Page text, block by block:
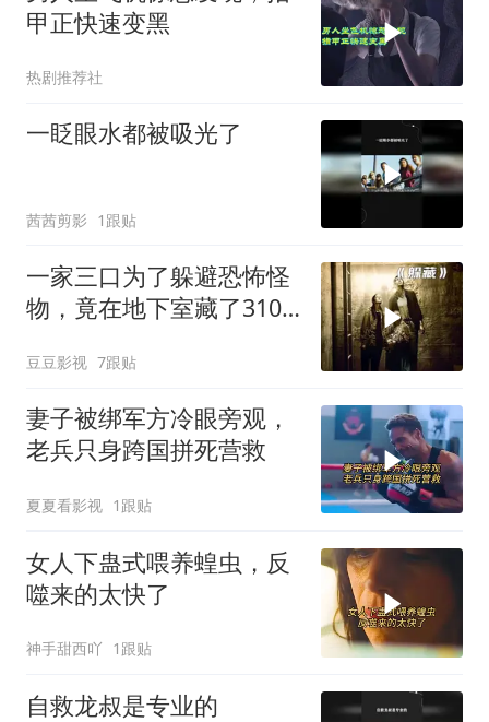
甲正快速变黑
热剧推荐社
一眨眼水都被吸光了
茜茜剪影 1跟贴
一家三口为了躲避恐怖怪
物，竟在地下室藏了310
豆豆影视 7跟贴
妻子被绑军方冷眼旁观，
老兵只身跨国拼死营救
夏夏看影视 1跟贴
女人下蛊式喂养蝗虫，反
噬来的太快了
神手甜西吖 1跟贴
自救龙叔是专业的